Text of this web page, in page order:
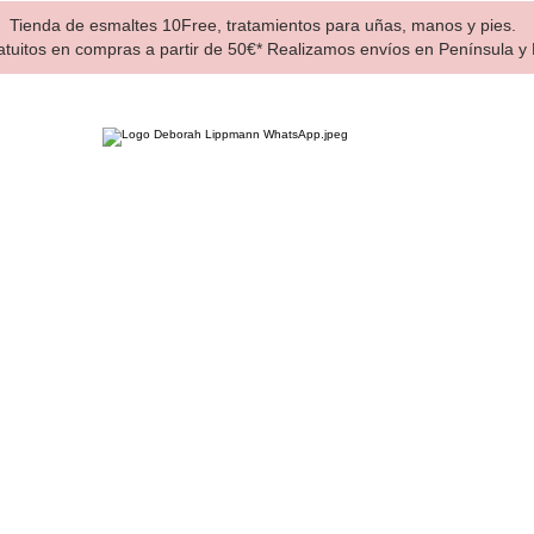
Tienda de esmaltes 10Free, tratamientos para uñas, manos y pies.
en compras a partir de 50€* Realizamos envíos en Península y